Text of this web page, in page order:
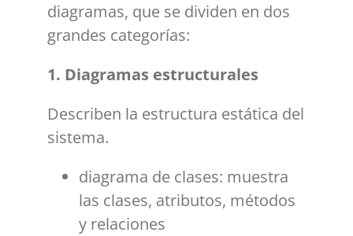
diagramas, que se dividen en dos
grandes categorías:
1. Diagramas estructurales
Describen la estructura estática del
sistema.
diagrama de clases: muestra
las clases, atributos, métodos
y relaciones